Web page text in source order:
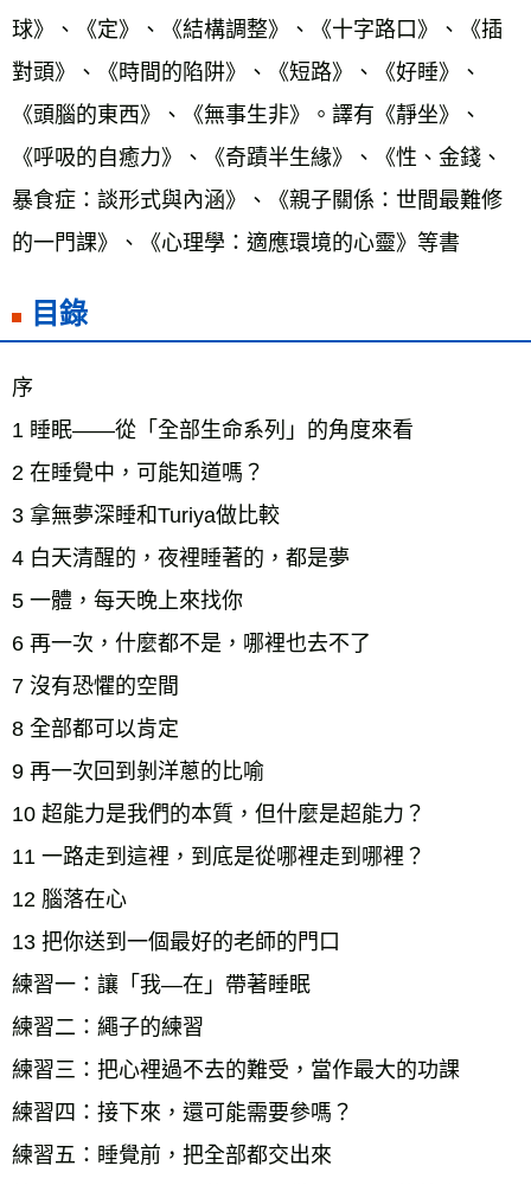
球》、《定》、《結構調整》、《十字路口》、《插
對頭》、《時間的陷阱》、《短路》、《好睡》、
《頭腦的東西》、《無事生非》。譯有《靜坐》、
《呼吸的自癒力》、《奇蹟半生緣》、《性、金錢、
暴食症：談形式與內涵》、《親子關係：世間最難修
的一門課》、《心理學：適應環境的心靈》等書
目錄
序
1 睡眠——從「全部生命系列」的角度來看
2 在睡覺中，可能知道嗎？
3 拿無夢深睡和Turiya做比較
4 白天清醒的，夜裡睡著的，都是夢
5 一體，每天晚上來找你
6 再一次，什麼都不是，哪裡也去不了
7 沒有恐懼的空間
8 全部都可以肯定
9 再一次回到剝洋蔥的比喻
10 超能力是我們的本質，但什麼是超能力？
11 一路走到這裡，到底是從哪裡走到哪裡？
12 腦落在心
13 把你送到一個最好的老師的門口
練習一：讓「我—在」帶著睡眠
練習二：繩子的練習
練習三：把心裡過不去的難受，當作最大的功課
練習四：接下來，還可能需要參嗎？
練習五：睡覺前，把全部都交出來